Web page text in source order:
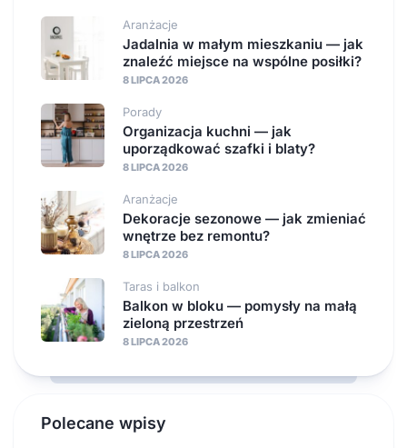
Aranżacje
Jadalnia w małym mieszkaniu — jak
znaleźć miejsce na wspólne posiłki?
8 LIPCA 2026
Porady
Organizacja kuchni — jak
uporządkować szafki i blaty?
8 LIPCA 2026
Aranżacje
Dekoracje sezonowe — jak zmieniać
wnętrze bez remontu?
8 LIPCA 2026
Taras i balkon
Balkon w bloku — pomysły na małą
zieloną przestrzeń
8 LIPCA 2026
Polecane wpisy